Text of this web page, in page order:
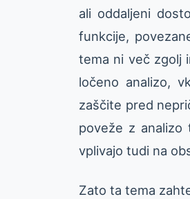
ali oddaljeni
funkcije,
tema ni več zgolj
ločeno analizo,
zaščite pred
poveže z analizo
vplivajo tudi na
Zato ta tema